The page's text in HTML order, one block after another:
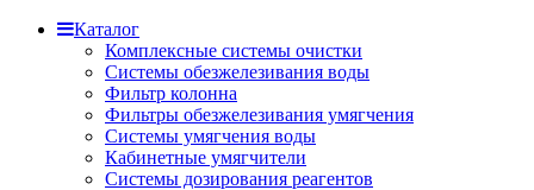
Каталог
Комплексные системы очистки
Системы обезжелезивания воды
Фильтр колонна
Фильтры обезжелезивания умягчения
Системы умягчения воды
Кабинетные умягчители
Системы дозирования реагентов